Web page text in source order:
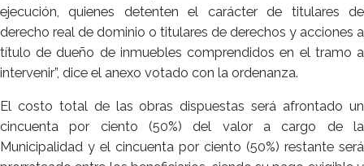
ejecución, quienes detenten el carácter de titulares de
derecho real de dominio o titulares de derechos y acciones a
título de dueño de inmuebles comprendidos en el tramo a
intervenir”, dice el anexo votado con la ordenanza.
El costo total de las obras dispuestas será afrontado un
cincuenta por ciento (50%) del valor a cargo de la
Municipalidad y el cincuenta por ciento (50%) restante será